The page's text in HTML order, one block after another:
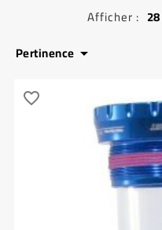
Afficher : 28
Pertinence 
favorite_border